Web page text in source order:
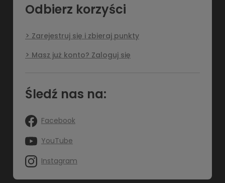
Odbierz korzyści
Zarejestruj się i zbieraj punkty
Masz już konto? Zaloguj się
Śledź nas na:
Facebook
YouTube
Instagram